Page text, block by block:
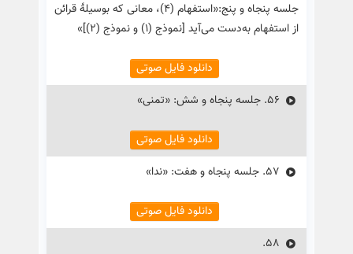
جلسه پنجاه و پنج:«استفهام (۴)، معانی که بوسیلهٔ قرائن
از استفهام به‌دست می‌آید [نموذج (۱) و نموذج (۲)]»
دانلود فایل صوتی
56. جلسه پنجاه و شش: «تمنی»
دانلود فایل صوتی
57. جلسه پنجاه و هفت: «ندا»
دانلود فایل صوتی
58.